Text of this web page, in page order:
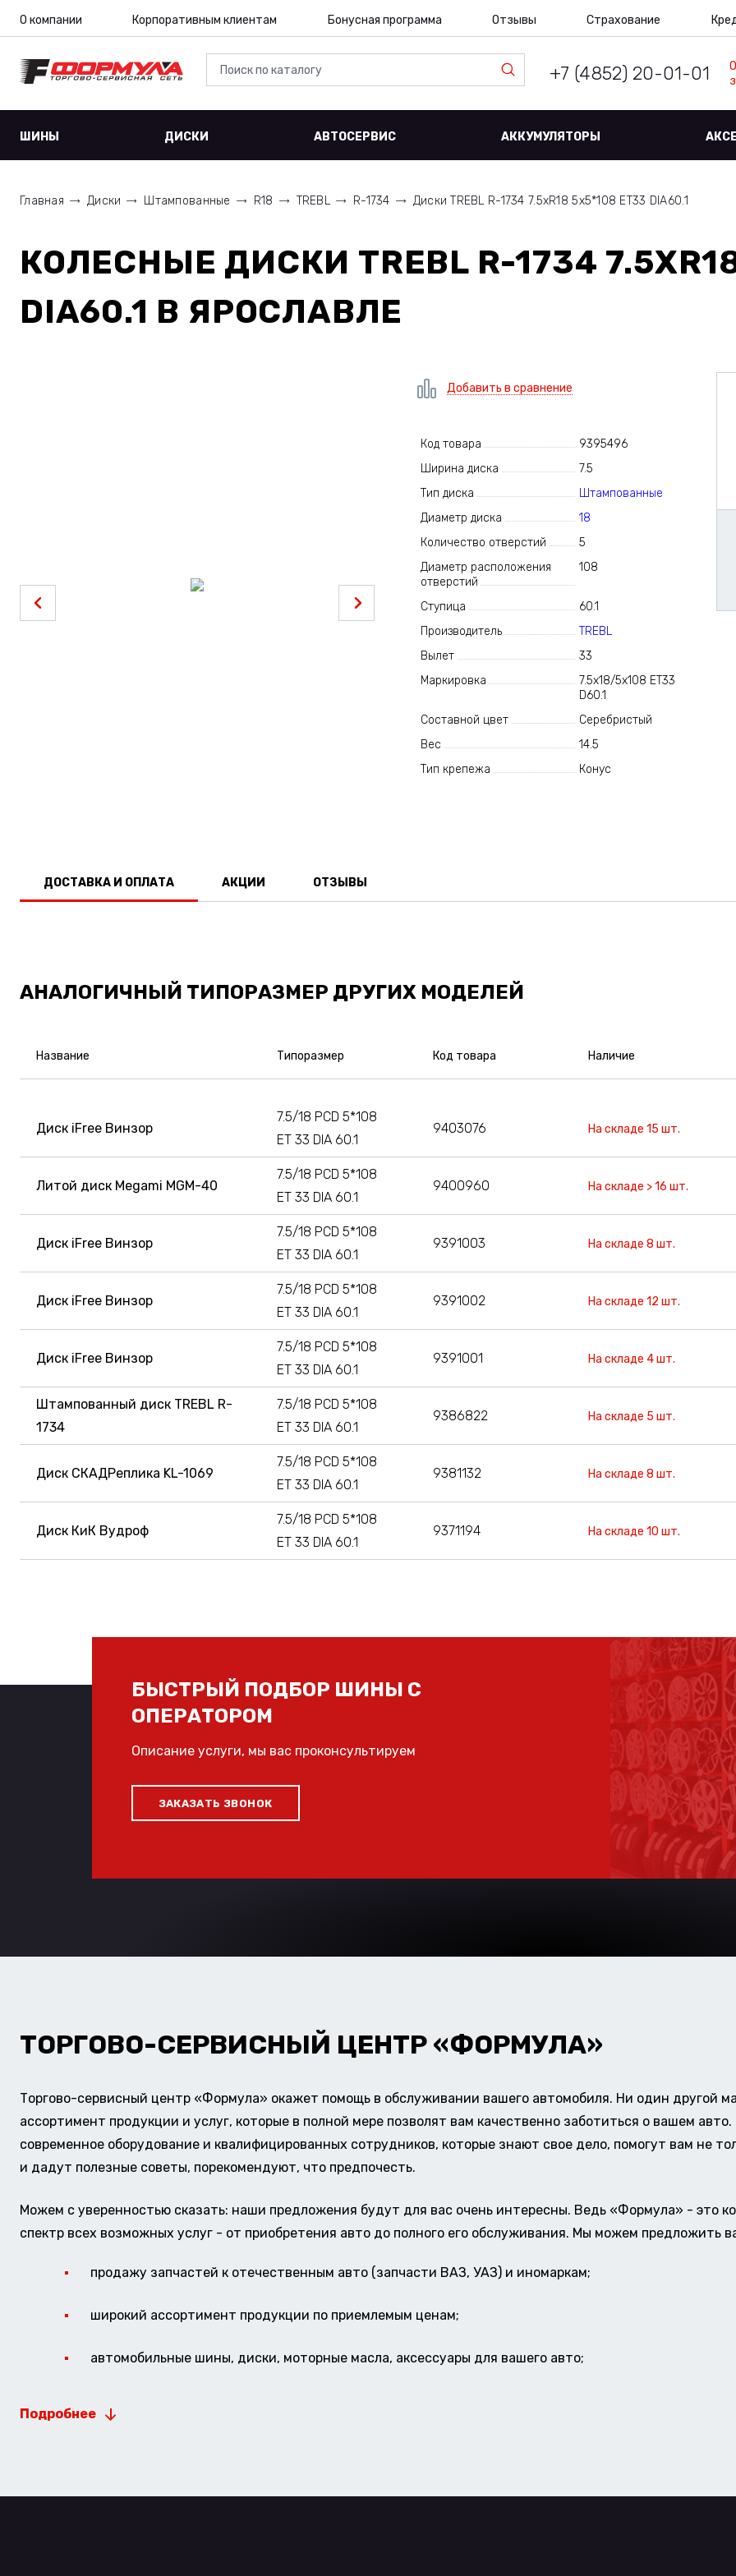
О компании Корпоративным клиентам Бонусная программа Отзывы Страхование
+7 (4852) 20-01-01
ШИНЫ ДИСКИ АВТОСЕРВИС АККУМУЛЯТОРЫ
Главная Диски Штампованные R18 TREBL R-1734 Диски TREBL R-1734 7.5xR18 5x5*108 ET33 DIA60.1
КОЛЕСНЫЕ ДИСКИ TREBL R-1734
DIA60.1 В ЯРОСЛАВЛЕ
Добавить в сравнение
Код товара
9395496
Ширина диска
7.5
Тип диска
Штампованные
Диаметр диска
18
Количество отверстий
5
Диаметр расположения
отверстий
108
Ступица
60.1
Производитель
TREBL
Вылет
33
Маркировка
7.5x18/5x108 ET33
D60.1
Составной цвет
Серебристый
Вес
14.5
Тип крепежа
Конус
ДОСТАВКА И ОПЛАТА АКЦИИ ОТЗЫВЫ
АНАЛОГИЧНЫЙ ТИПОРАЗМЕР ДРУГИХ МОДЕЛЕЙ
Название Типоразмер Код товара Наличие
Диск iFree Винзор
7.5/18 PCD 5*108
ET 33 DIA 60.1
9403076 На складе 15 шт.
Литой диск Megami MGM-40
7.5/18 PCD 5*108
ET 33 DIA 60.1
9400960 На складе > 16 шт.
Диск iFree Винзор
7.5/18 PCD 5*108
ET 33 DIA 60.1
9391003 На складе 8 шт.
Диск iFree Винзор
7.5/18 PCD 5*108
ET 33 DIA 60.1
9391002 На складе 12 шт.
Диск iFree Винзор
7.5/18 PCD 5*108
ET 33 DIA 60.1
9391001 На складе 4 шт.
Штампованный диск TREBL R-
1734
7.5/18 PCD 5*108
ET 33 DIA 60.1
9386822 На складе 5 шт.
Диск СКАДРеплика KL-1069
7.5/18 PCD 5*108
ET 33 DIA 60.1
9381132 На складе 8 шт.
Диск КиК Вудроф
7.5/18 PCD 5*108
ET 33 DIA 60.1
9371194 На складе 10 шт.
БЫСТРЫЙ ПОДБОР ШИНЫ С
ОПЕРАТОРОМ
Описание услуги, мы вас проконсультируем
ЗАКАЗАТЬ ЗВОНОК
ТОРГОВО-СЕРВИСНЫЙ ЦЕНТР «ФОРМУЛА»
Торгово-сервисный центр «Формула» окажет помощь в обслуживании вашего автомобиля. Ни один другой
ассортимент продукции и услуг, которые в полной мере позволят вам качественно заботиться о вашем
современное оборудование и квалифицированных сотрудников, которые знают свое дело, помогут вам не
и дадут полезные советы, порекомендуют, что предпочесть.
Можем с уверенностью сказать: наши предложения будут для вас очень интересны. Ведь «Формула» - это
спектр всех возможных услуг - от приобретения авто до полного его обслуживания. Мы можем предложить
продажу запчастей к отечественным авто (запчасти ВАЗ, УАЗ) и иномаркам;
широкий ассортимент продукции по приемлемым ценам;
автомобильные шины, диски, моторные масла, аксессуары для вашего авто;
Подробнее